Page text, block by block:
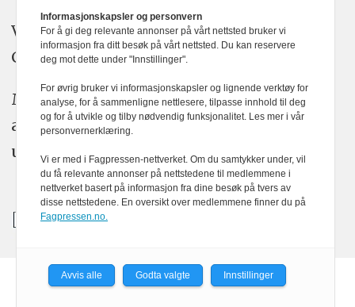
Vi bruker KI-verktøy som ChatGPT,
Claude, og Gemini i journalistikken vår.
Medier24s redaksjon har alltid det fulle
ansvar for publisert innhold, med eller
uten bruk av kunstig intelligens.
Informasjonskapsler og personvern
For å gi deg relevante annonser på vårt nettsted bruker vi
informasjon fra ditt besøk på vårt nettsted. Du kan reservere
deg mot dette under "Innstillinger".
For øvrig bruker vi informasjonskapsler og lignende verktøy for
analyse, for å sammenligne nettlesere, tilpasse innhold til deg
og for å utvikle og tilby nødvendig funksjonalitet. Les mer i vår
personvernerklæring.
Vi er med i Fagpressen-nettverket. Om du samtykker under, vil
du få relevante annonser på nettstedene til medlemmene i
nettverket basert på informasjon fra dine besøk på tvers av
disse nettstedene. En oversikt over medlemmene finner du på
Fagpressen.no.
Avvis alle Godta valgte Innstillinger